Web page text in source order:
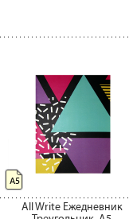
All Write Ежедневник
А5